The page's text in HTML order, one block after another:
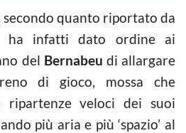
quanto riportato da
ha infatti dato ordine ai
del Bernabeu di allargare
di gioco, mossa che
ripartenze veloci dei suoi
più aria e più ‘spazio’ al